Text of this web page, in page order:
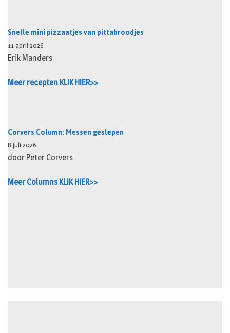
Snelle mini pizzaatjes van pittabroodjes
11 april 2026
Erik Manders
Meer recepten KLIK HIER>>
Corvers Column: Messen geslepen
8 juli 2026
door Peter Corvers
Meer Columns KLIK HIER>>